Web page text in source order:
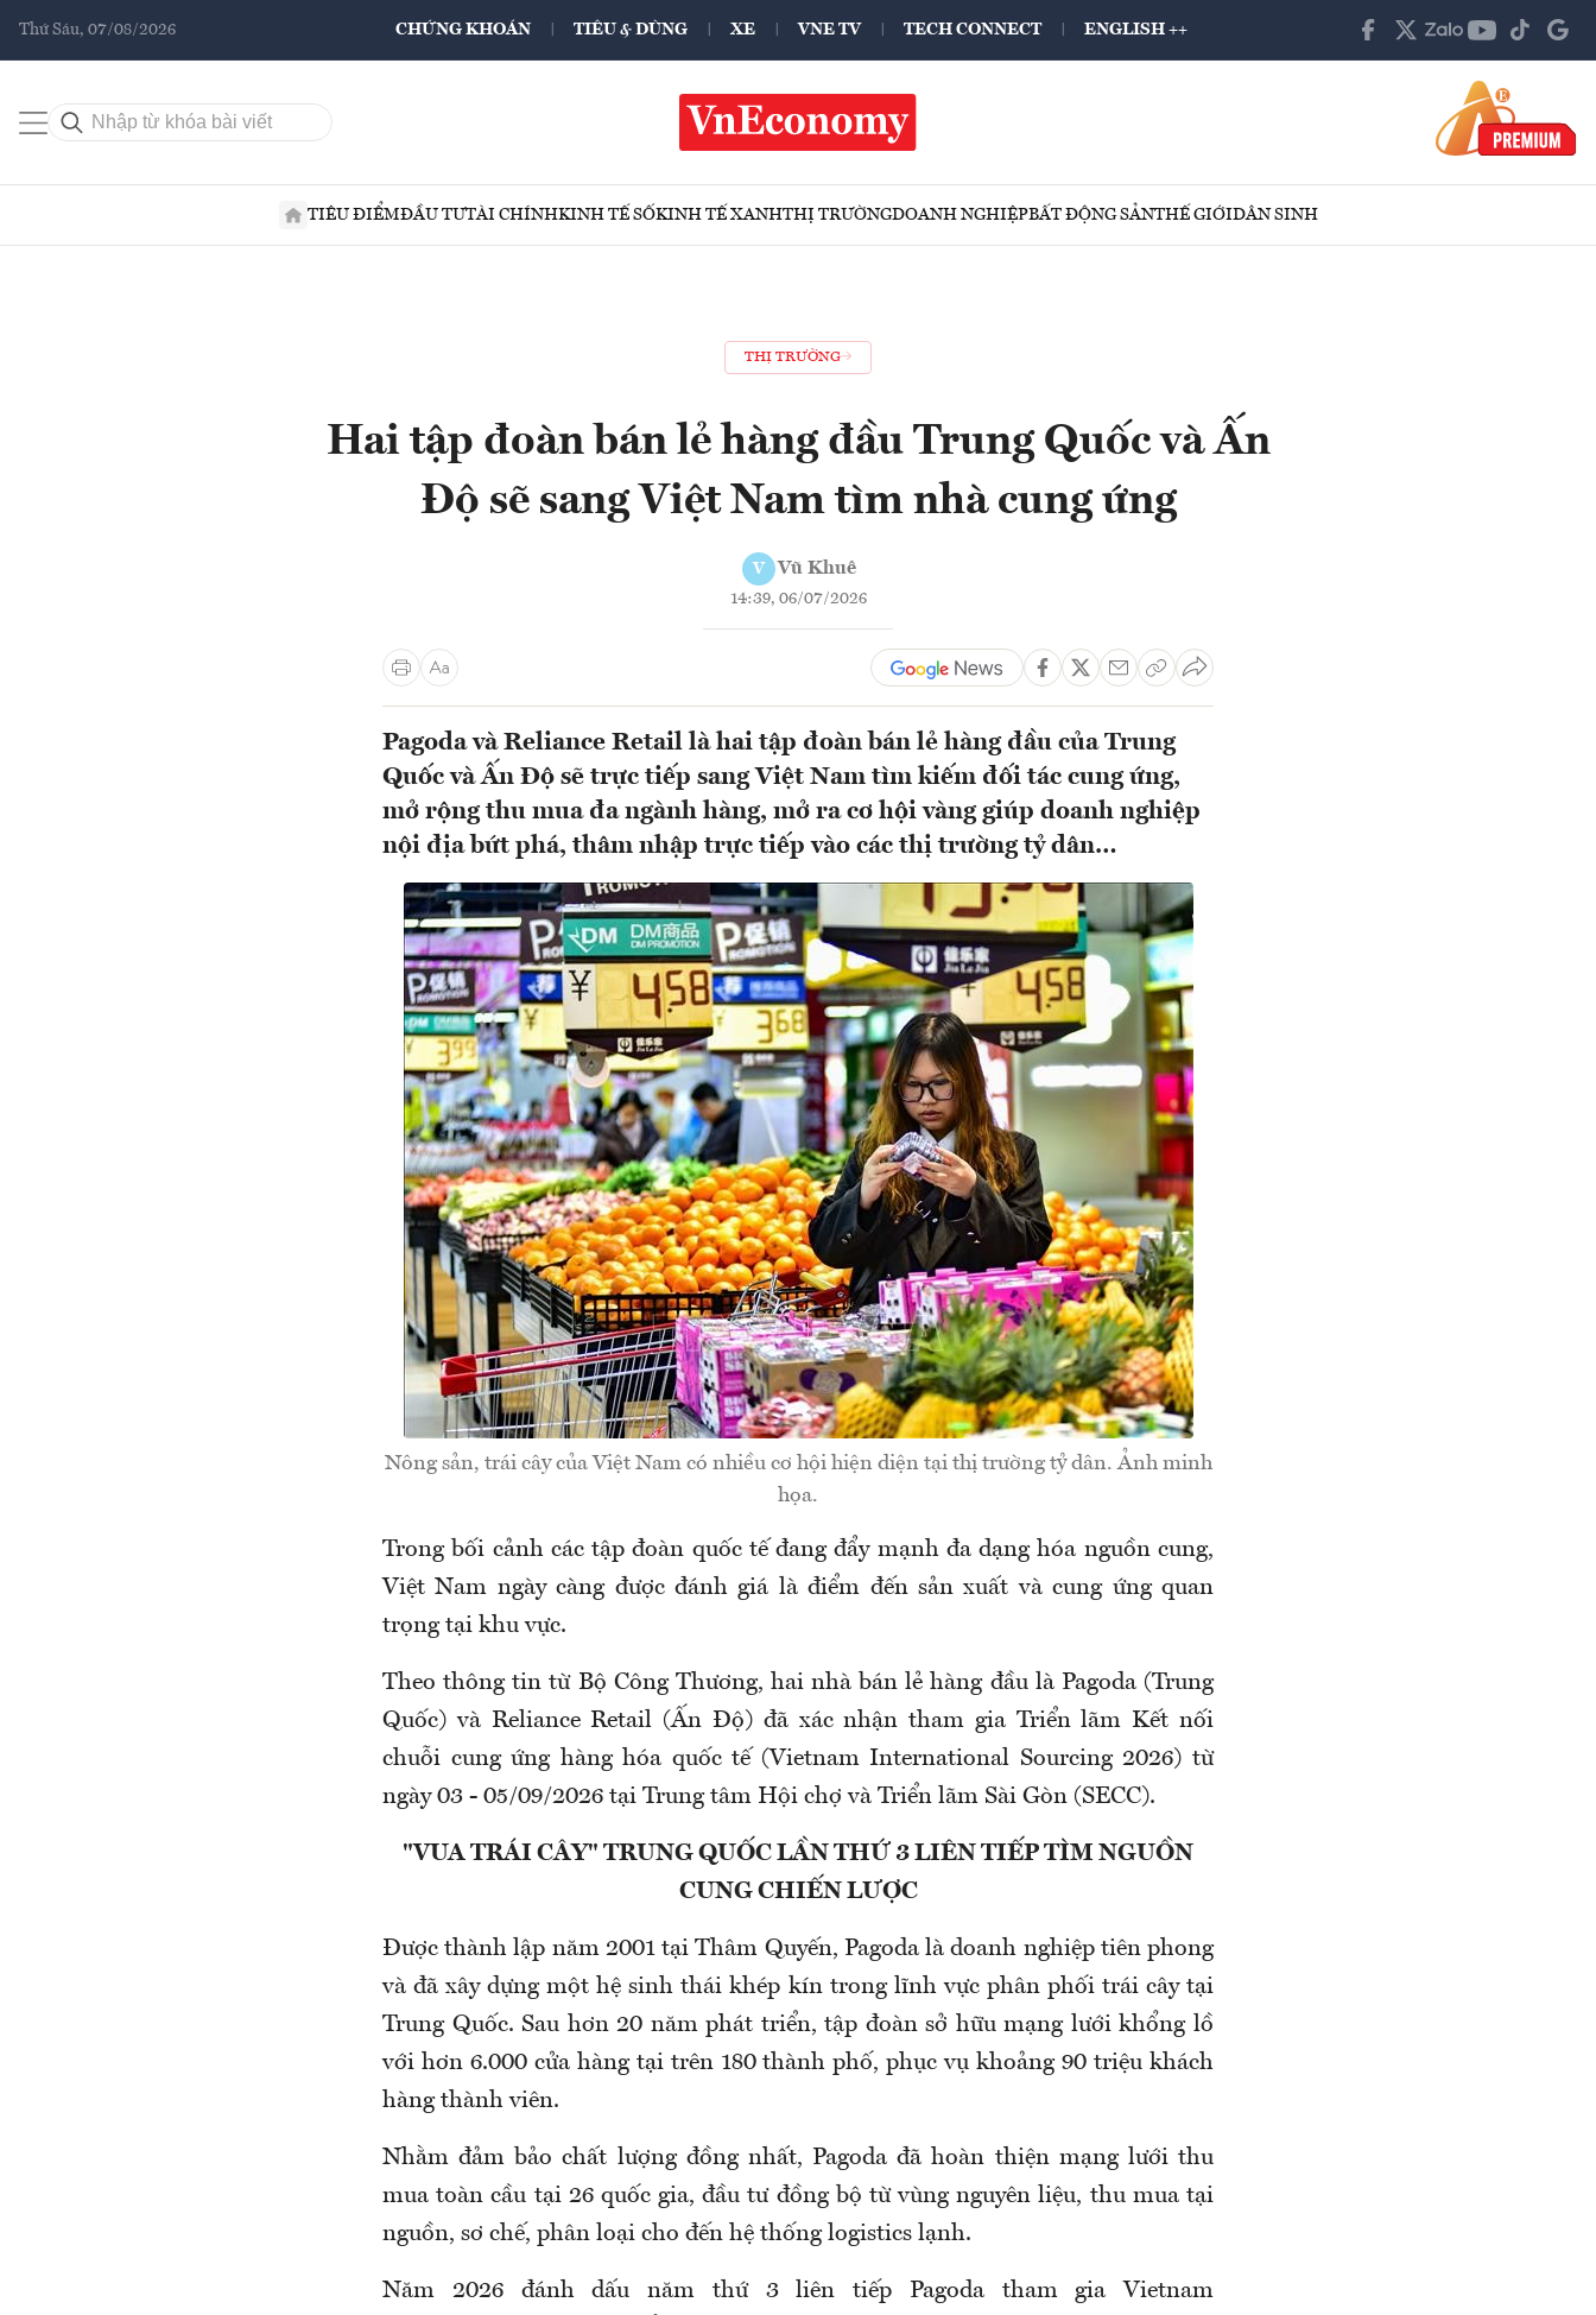
Thứ Sáu, 07/08/2026 CHỨNG KHOÁN TIÊU & DÙNG XE VNE TV TECH CONNECT ENGLISH ++
TIÊU ĐIỂMĐẦU TƯTÀI CHÍNHKINH TẾ SỐKINH TẾ XANHTHỊ TRƯỜNGDOANH NGHIỆPBẤT ĐỘNG SẢNTHẾ GIỚIDÂN SINH
THỊ TRƯỜNG
Hai tập đoàn bán lẻ hàng đầu Trung Quốc và Ấn
Độ sẽ sang Việt Nam tìm nhà cung ứng
V Vũ Khuê
14:39, 06/07/2026
Pagoda và Reliance Retail là hai tập đoàn bán lẻ hàng đầu của Trung
Quốc và Ấn Độ sẽ trực tiếp sang Việt Nam tìm kiếm đối tác cung ứng,
mở rộng thu mua đa ngành hàng, mở ra cơ hội vàng giúp doanh nghiệp
nội địa bứt phá, thâm nhập trực tiếp vào các thị trường tỷ dân…
Nông sản, trái cây của Việt Nam có nhiều cơ hội hiện diện tại thị trường tỷ dân. Ảnh minh
họa.
Trong bối cảnh các tập đoàn quốc tế đang đẩy mạnh đa dạng hóa nguồn cung,
Việt Nam ngày càng được đánh giá là điểm đến sản xuất và cung ứng quan
trọng tại khu vực.
Theo thông tin từ Bộ Công Thương, hai nhà bán lẻ hàng đầu là Pagoda (Trung
Quốc) và Reliance Retail (Ấn Độ) đã xác nhận tham gia Triển lãm Kết nối
chuỗi cung ứng hàng hóa quốc tế (Vietnam International Sourcing 2026) từ
ngày 03 - 05/09/2026 tại Trung tâm Hội chợ và Triển lãm Sài Gòn (SECC).
"VUA TRÁI CÂY" TRUNG QUỐC LẦN THỨ 3 LIÊN TIẾP TÌM NGUỒN
CUNG CHIẾN LƯỢC
Được thành lập năm 2001 tại Thâm Quyến, Pagoda là doanh nghiệp tiên phong
và đã xây dựng một hệ sinh thái khép kín trong lĩnh vực phân phối trái cây tại
Trung Quốc. Sau hơn 20 năm phát triển, tập đoàn sở hữu mạng lưới khổng lồ
với hơn 6.000 cửa hàng tại trên 180 thành phố, phục vụ khoảng 90 triệu khách
hàng thành viên.
Nhằm đảm bảo chất lượng đồng nhất, Pagoda đã hoàn thiện mạng lưới thu
mua toàn cầu tại 26 quốc gia, đầu tư đồng bộ từ vùng nguyên liệu, thu mua tại
nguồn, sơ chế, phân loại cho đến hệ thống logistics lạnh.
Năm 2026 đánh dấu năm thứ 3 liên tiếp Pagoda tham gia Vietnam